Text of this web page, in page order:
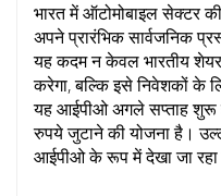
भारत में ऑटोमोबाइल सेक्टर
अपने प्रारंभिक सार्वजनिक
यह कदम न केवल भारतीय
करेगा, बल्कि इसे निवेशकों के
यह आईपीओ अगले सप्ताह शुरू
रुपये जुटाने की योजना है।
आईपीओ के रूप में देखा जा रहा